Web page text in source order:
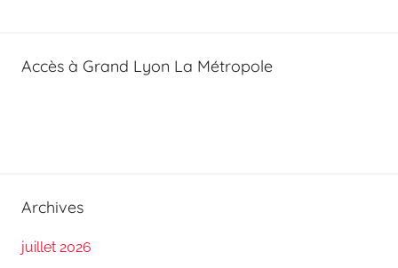
Accès à Grand Lyon La Métropole
Archives
juillet 2026